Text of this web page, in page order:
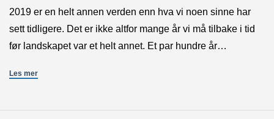
2019 er en helt annen verden enn hva vi noen sinne har
sett tidligere. Det er ikke altfor mange år vi må tilbake i tid
før landskapet var et helt annet. Et par hundre år…
Les mer